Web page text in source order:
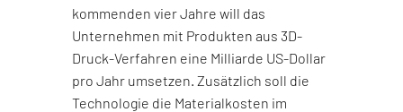
kommenden vier Jahre will das
Unternehmen mit Produkten aus 3D-
Druck-Verfahren eine Milliarde US-Dollar
pro Jahr umsetzen. Zusätzlich soll die
Technologie die Materialkosten im